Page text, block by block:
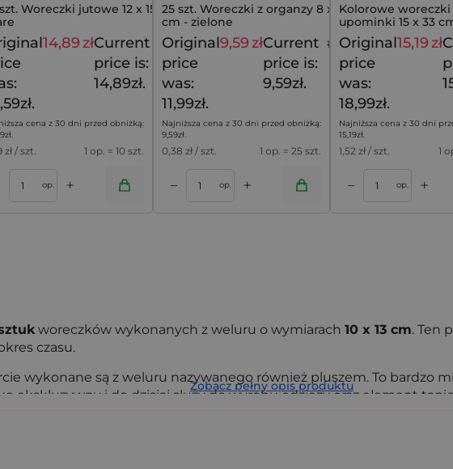
zł
Woreczki jutowe 12 x 15 cm -
18,59 zł
14,89złCurrent
price is:
14,89zł.
cena z 30 dni przed obniżką:
zł.
zł / szt. 1 op. = 10 szt.
op. +
25 szt. Woreczki z organzy 8 x 10
cm - zielone
11,99 zł
Original
price
was:
11,99zł.
9,59złCurrent
price is:
9,59zł.
Najniższa cena z 30 dni przed obniżką:
9,59zł.
0,38 zł / szt. 1 op. = 25 szt.
– op. +
Kolorowe woreczki
upominki 15 x 33
szt. mix kolorów
Original
price
was:
18,99zł.
15,19zł
Najniższa cena z 30 dni
15,19zł.
1,52 zł / szt. 1
– op. +
Dodaj do koszyka Dodaj do koszyka
woreczków wykonanych z weluru o wymiarach 10 x 13 cm. Ten
czasu.
wykonane są z weluru nazywanego również pluszem. To bardzo
ekskluzywny i do dzisiaj służy do wyrobu odzieży oraz element
w nich schowanych. Welur jest puszysty i przyjemny w dotyku,
Zobacz pełny opis produktu